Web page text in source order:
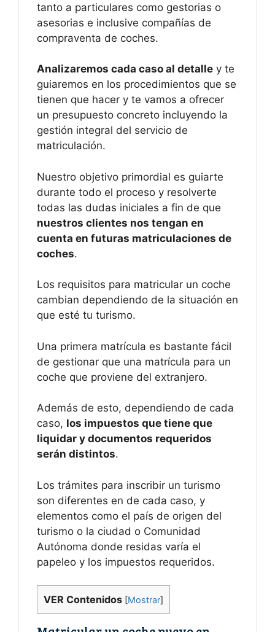
tanto a particulares como gestorias o
asesorias e inclusive compañías de
compraventa de coches.
Analizaremos cada caso al detalle y te
guiaremos en los procedimientos que se
tienen que hacer y te vamos a ofrecer
un presupuesto concreto incluyendo la
gestión integral del servicio de
matriculación.
Nuestro objetivo primordial es guiarte
durante todo el proceso y resolverte
todas las dudas iniciales a fin de que
nuestros clientes nos tengan en
cuenta en futuras matriculaciones de
coches.
Los requisitos para matricular un coche
cambian dependiendo de la situación en
que esté tu turismo.
Una primera matrícula es bastante fácil
de gestionar que una matrícula para un
coche que proviene del extranjero.
Además de esto, dependiendo de cada
caso, los impuestos que tiene que
liquidar y documentos requeridos
serán distintos.
Los trámites para inscribir un turismo
son diferentes en de cada caso, y
elementos como el país de origen del
turismo o la ciudad o Comunidad
Autónoma donde residas varía el
papeleo y los impuestos requeridos.
VER Contenidos [Mostrar]